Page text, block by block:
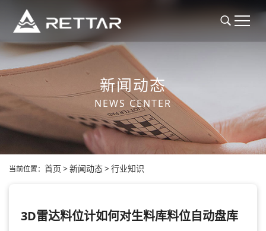
新闻动态
NEWS CENTER
当前位置： 首页 >新闻动态>行业知识
3D雷达料位计如何对生料库料位自动盘库